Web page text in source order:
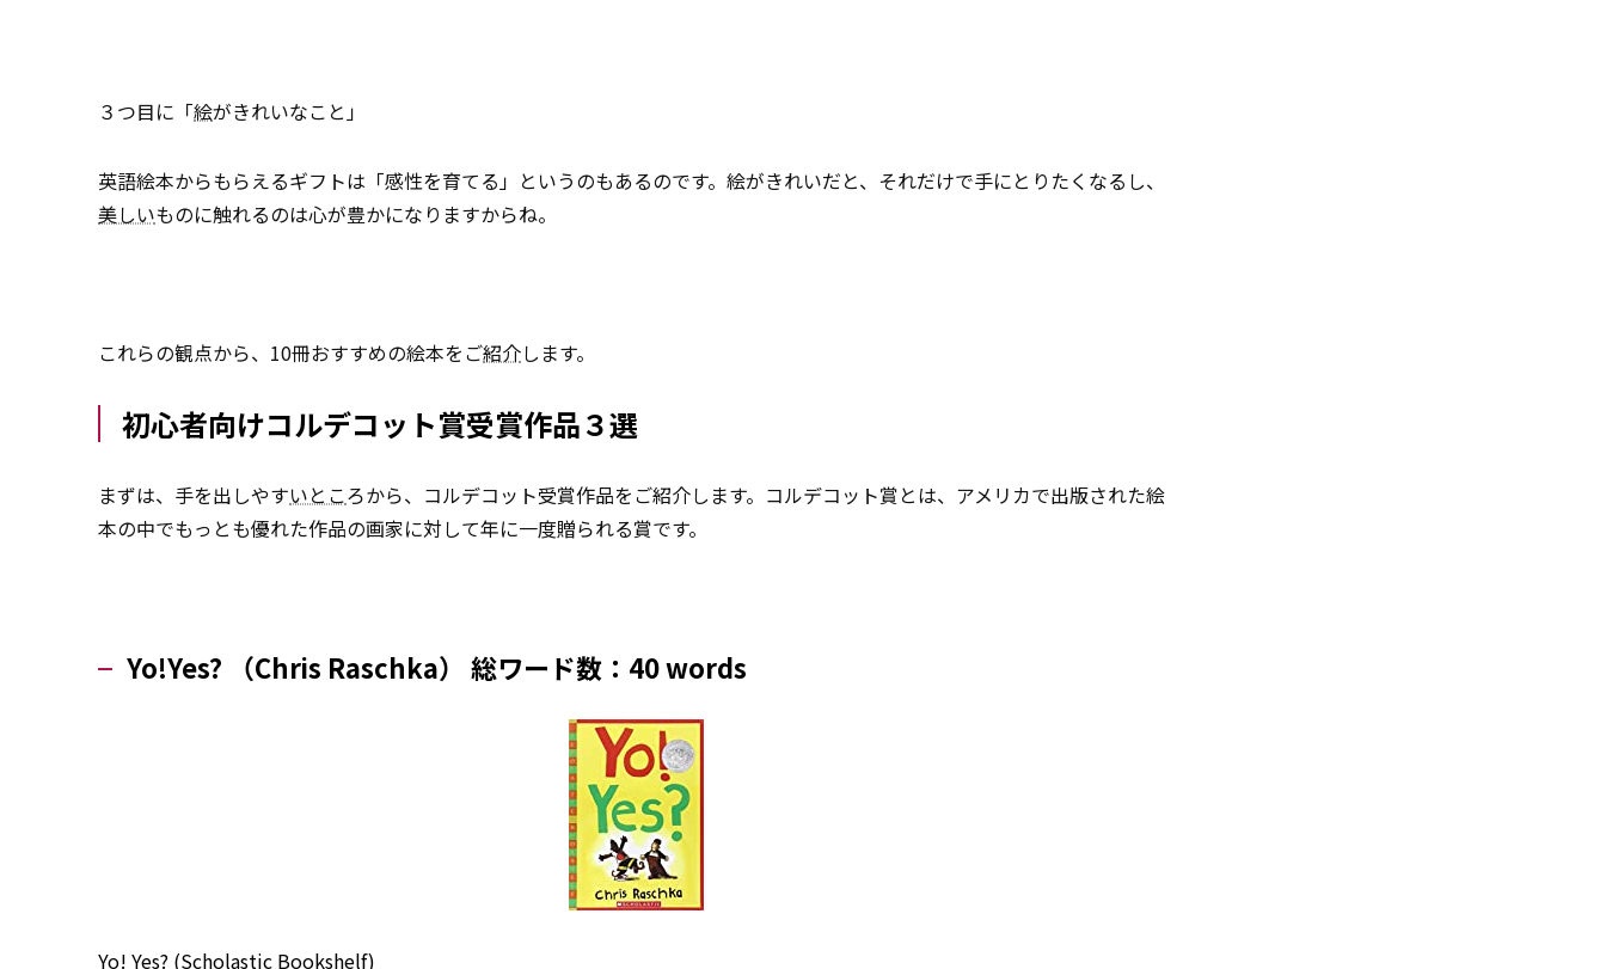
３つ目に「絵がきれいなこと」
英語絵本からもらえるギフトは「感性を育てる」というのもあるのです。絵がきれいだと、それだけで手にとりたくなるし、
美しいものに触れるのは心が豊かになりますからね。
これらの観点から、10冊おすすめの絵本をご紹介します。
初心者向けコルデコット賞受賞作品３選
まずは、手を出しやすいところから、コルデコット受賞作品をご紹介します。コルデコット賞とは、アメリカで出版された絵
本の中でもっとも優れた作品の画家に対して年に一度贈られる賞です。
Yo!Yes? （Chris Raschka） 総ワード数：40 words
Yo! Yes? (Scholastic Bookshelf)